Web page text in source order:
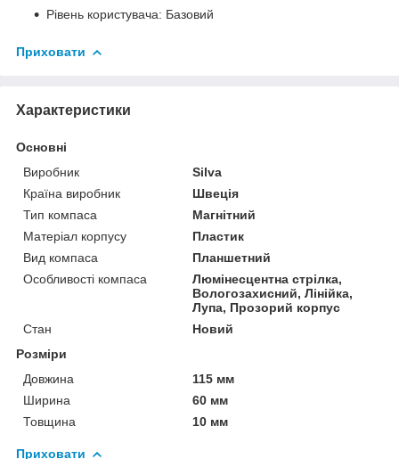
Рівень користувача: Базовий
Приховати
Характеристики
Основні
Виробник
Silva
Країна виробник
Швеція
Тип компаса
Магнітний
Матеріал корпусу
Пластик
Вид компаса
Планшетний
Особливості компаса
Люмінесцентна стрілка,
Вологозахисний, Лінійка,
Лупа, Прозорий корпус
Стан
Новий
Розміри
Довжина
115 мм
Ширина
60 мм
Товщина
10 мм
Приховати